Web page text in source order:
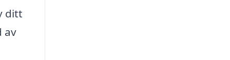
ditt
av